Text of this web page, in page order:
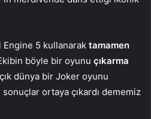
Engine 5 kullanarak tamamen
böyle bir oyunu çıkarma
dünya bir Joker oyunu
ortaya çıkardı dememiz